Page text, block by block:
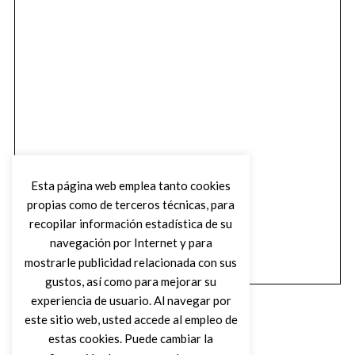
Esta página web emplea tanto cookies
propias como de terceros técnicas, para
recopilar información estadística de su
navegación por Internet y para
mostrarle publicidad relacionada con sus
gustos, así como para mejorar su
experiencia de usuario. Al navegar por
este sitio web, usted accede al empleo de
estas cookies. Puede cambiar la